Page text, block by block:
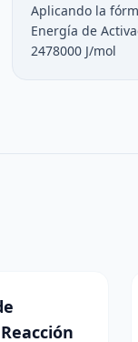
Aplicando la
Energía de
2478000 J/mol